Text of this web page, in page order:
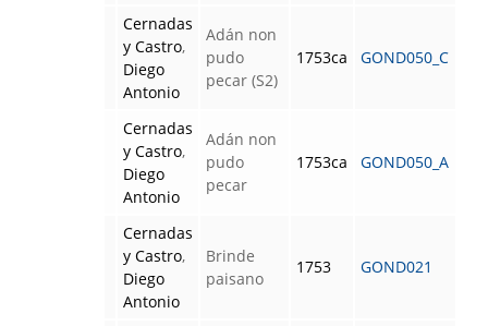
Cernadas
y Castro,
Diego
Antonio
Adán non
pudo
pecar (S2)
1753ca GOND050_C
Cernadas
y Castro,
Diego
Antonio
Adán non
pudo
pecar
1753ca GOND050_A
Cernadas
y Castro,
Diego
Antonio
Brinde
paisano
1753 GOND021